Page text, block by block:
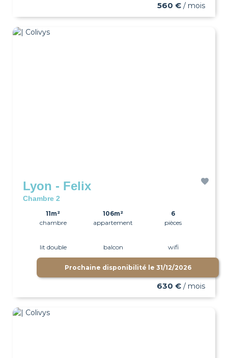
560 € / mois
Lyon - Felix
Chambre 2
11m²
chambre
106m²
appartement
6
pièces
lit double balcon wifi
Prochaine disponibilité le 31/12/2026
630 € / mois